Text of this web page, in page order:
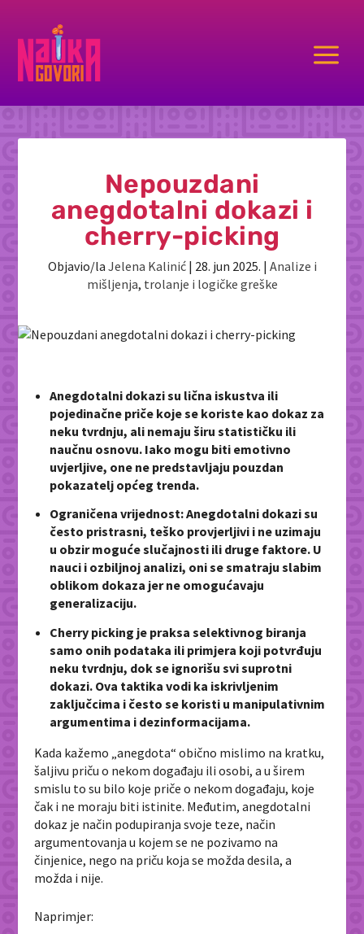
a
Nepouzdani
anegdotalni dokazi i
cherry-picking
Objavio/la Jelena Kalinić| 28. jun 2025. | Analize i
mišljenja, trolanje i logičke greške
Anegdotalni dokazi su lična iskustva ili
pojedinačne priče koje se koriste kao dokaz za
neku tvrdnju, ali nemaju širu statističku ili
naučnu osnovu. Iako mogu biti emotivno
uvjerljive, one ne predstavljaju pouzdan
pokazatelj općeg trenda.
Ograničena vrijednost: Anegdotalni dokazi su
često pristrasni, teško provjerljivi i ne uzimaju
u obzir moguće slučajnosti ili druge faktore. U
nauci i ozbiljnoj analizi, oni se smatraju slabim
oblikom dokaza jer ne omogućavaju
generalizaciju.
Cherry picking je praksa selektivnog biranja
samo onih podataka ili primjera koji potvrđuju
neku tvrdnju, dok se ignorišu svi suprotni
dokazi. Ova taktika vodi ka iskrivljenim
zaključcima i često se koristi u manipulativnim
argumentima i dezinformacijama.
Kada kažemo „anegdota“ obično mislimo na kratku,
šaljivu priču o nekom događaju ili osobi, a u širem
smislu to su bilo koje priče o nekom događaju, koje
čak i ne moraju biti istinite. Međutim, anegdotalni
dokaz je način podupiranja svoje teze, način
argumentovanja u kojem se ne pozivamo na
činjenice, nego na priču koja se možda desila, a
možda i nije.
Naprimjer: